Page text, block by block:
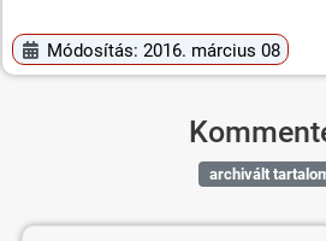
Módosítás: 2016. március 08
archivált